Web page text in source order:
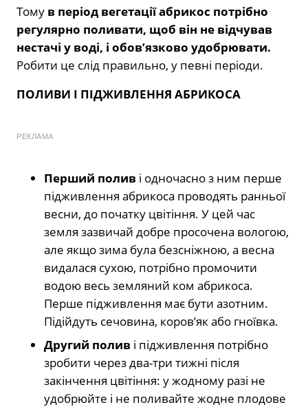
Тому в період вегетації абрикос потрібно
регулярно поливати, щоб він не відчував
нестачі у воді, і обов’язково удобрювати.
Робити це слід правильно, у певні періоди.
ПОЛИВИ І ПІДЖИВЛЕННЯ АБРИКОСА
РЕКЛАМА
Перший полив і одночасно з ним перше
підживлення абрикоса проводять ранньої
весни, до початку цвітіння. У цей час
земля зазвичай добре просочена вологою,
але якщо зима була безсніжною, а весна
видалася сухою, потрібно промочити
водою весь земляний ком абрикоса.
Перше підживлення має бути азотним.
Підійдуть сечовина, коров’як або гноївка.
Другий полив і підживлення потрібно
зробити через два-три тижні після
закінчення цвітіння: у жодному разі не
удобрюйте і не поливайте жодне плодове